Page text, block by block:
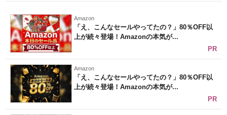
Amazon
「え、こんなセールやってたの？」80％OFF以
上が続々登場！Amazonの本気が...
PR
Amazon
「え、こんなセールやってたの？」80％OFF以
上が続々登場！Amazonの本気が...
PR